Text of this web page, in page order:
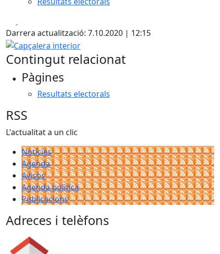
Darrera actualització: 7.10.2020 | 12:15
Capçalera interior
Contingut relacionat
Pàgines
Resultats electorals
RSS
L'actualitat a un clic
Notícies
Agenda
Avisos
Agenda política
Publicacions
Adreces i telèfons